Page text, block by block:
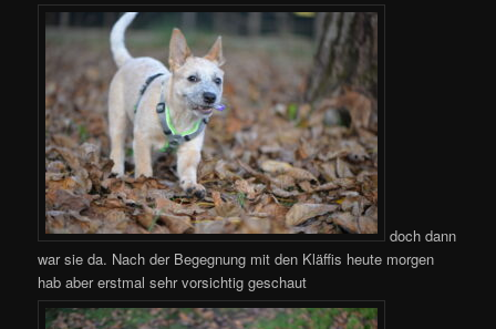
doch dann
war sie da. Nach der Begegnung mit den Kläffis heute morgen
hab aber erstmal sehr vorsichtig geschaut